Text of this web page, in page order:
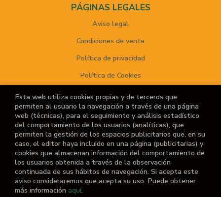
PÁGINAS LEGALES
Aviso legal
Condiciones de venta
Política de privacidad
Política de Cookies
ATENCIÓN AL CLIENTE
Quiénes somos
Noticias
¿No encuentras el libro que buscas?
Esta web utiliza cookies propias y de terceros que
permiten al usuario la navegación a través de una página
web (técnicas), para el seguimiento y análisis estadístico
del comportamiento de los usuarios (analíticas), que
permiten la gestión de los espacios publicitarios que, en su
caso, el editor haya incluido en una página (publicitarias) y
cookies que almacenan información del comportamiento de
los usuarios obtenida a través de la observación
continuada de sus hábitos de navegación. Si acepta este
aviso consideraremos que acepta su uso. Puede obtener
más información aquí.